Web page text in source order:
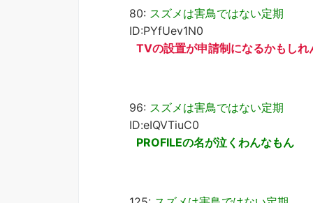
80: スズメは害鳥ではない定期
ID:PYfUev1N0
TVの設置が申請制になるかもし
96: スズメは害鳥ではない定期
ID:eIQVTiuC0
PROFILEの名が泣くわんなもん